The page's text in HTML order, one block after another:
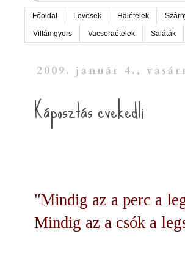
Főoldal Levesek Halételek
Villámgyors Vacsoraételek Saláták
2009. január 4.,
Káposztás cvekedli
"Mindig az a perc a
Mindig az a csók a